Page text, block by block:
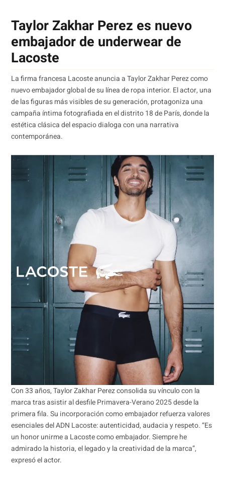
Taylor Zakhar Perez es nuevo
embajador de underwear de
Lacoste
La firma francesa Lacoste anuncia a Taylor Zakhar Perez como
nuevo embajador global de su línea de ropa interior. El actor, una
de las figuras más visibles de su generación, protagoniza una
campaña íntima fotografiada en el distrito 18 de París, donde la
estética clásica del espacio dialoga con una narrativa
contemporánea.
Con 33 años, Taylor Zakhar Perez consolida su vínculo con la
marca tras asistir al desfile Primavera-Verano 2025 desde la
primera fila. Su incorporación como embajador refuerza valores
esenciales del ADN Lacoste: autenticidad, audacia y respeto. “Es
un honor unirme a Lacoste como embajador. Siempre he
admirado la historia, el legado y la creatividad de la marca”,
expresó el actor.